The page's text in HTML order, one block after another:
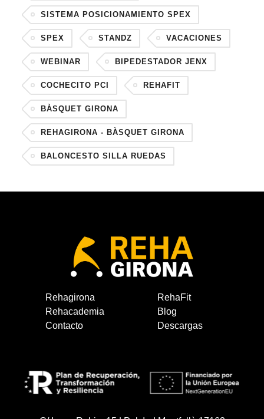
SISTEMA POSICIONAMIENTO SPEX
SPEX STANDZ VACACIONES
WEBINAR BIPEDESTADOR JENX
COCHECITO PCI REHAFIT
BÀSQUET GIRONA
REHAGIRONA - BÀSQUET GIRONA
BALONCESTO SILLA RUEDAS
Rehagirona
RehaFit
Rehacademia
Blog
Contacto
Descargas